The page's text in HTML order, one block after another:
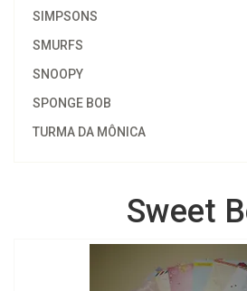
SIMPSONS
SMURFS
SNOOPY
SPONGE BOB
TURMA DA MÔNICA
Sweet